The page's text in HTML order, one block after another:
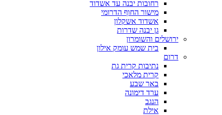
רחובות יבנה עד אשדוד
מישור החוף הדרומי
אשדוד אשקלון
גן יבנה שדרות
ירושלים והשומרון
בית שמש עומק אילון
דרום
נתיבות קרית גת
קרית מלאכי
באר שבע
ערד דימונה
הנגב
אילת